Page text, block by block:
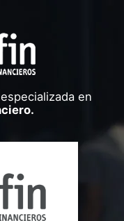
especializada en